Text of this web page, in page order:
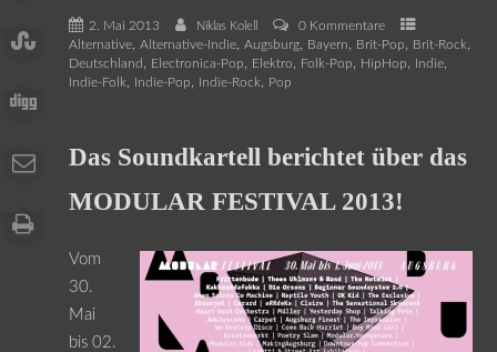
2. Mai 2013 Niklas Kolell
0 Kommentare
Alternative, Alternative-Indie, Augsburg, Bayern, Brit-Pop, Brit-Rock,
Deutschland , Electronica-Pop, Elektro, Folk-Pop, HipHop, Indie,
Indie-Folk, Indie-Pop, Indie-Rock, Pop
Das Soundkartell berichtet über das
MODULAR FESTIVAL 2013!
Vom
30.
Mai
bis 02.